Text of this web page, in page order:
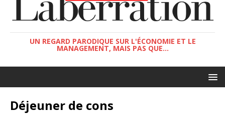
UN REGARD PARODIQUE SUR L'ÉCONOMIE ET LE
MANAGEMENT, MAIS PAS QUE...
Déjeuner de cons